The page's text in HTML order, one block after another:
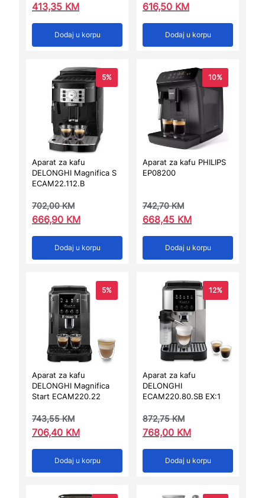
413,35 KM
Dodaj u korpu
616,50 KM
Dodaj u korpu
5%
Aparat za kafu
DELONGHI Magnifica S
ECAM22.112.B
702,00KM
666,90 KM
Dodaj u korpu
10%
Aparat za kafu PHILIPS
EP08200
742,70KM
668,45 KM
Dodaj u korpu
5%
Aparat za kafu
DELONGHI Magnifica
Start ECAM220.22
743,55KM
706,40 KM
Dodaj u korpu
12%
Aparat za kafu
DELONGHI
ECAM220.80.SB EX:1
872,75KM
768,00 KM
Dodaj u korpu